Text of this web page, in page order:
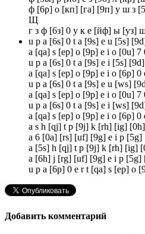
ф [6р] о [кп] [га] [9п] у ш з
Щ
г з ф [6з] 0 у к е [йф] ы [уз]
u p a [6s] 0 t a [9s] e u [5s]
a [qa] s [ep] o [9p] e i o [0u] 7
u p a [6s] 0 t a [9s] e i [5s]
a [qa] s [ep] o [9p] e i o [6p] 0
u p a [6s] 0 t a [9s] e u [ws]
a [qa] s [ep] o [9p] e i o [0u] 7
u p a [6s] 0 t a [9s] e i [ws]
a [qa] s [ep] o [9p] e i o [6p] 0
a s h [qj] t p [9j] k [rh] [ig]
a 6 [0a] [rs] [uf] [9g] e i p
a [5s] h [qj] t p [9j] k [rh] [ig]
a [6h] j [rg] [uf] [9g] e i p
u p a [6p] 0 e r t [qa] s [ep] o
Добавить комментарий